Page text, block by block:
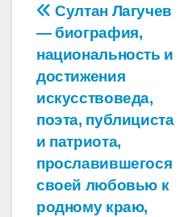
Навигация
по
записям
Султан Лагучев
— биография,
национальность и
достижения
искусствоведа,
поэта, публициста
и патриота,
прославившегося
своей любовью к
родному краю,